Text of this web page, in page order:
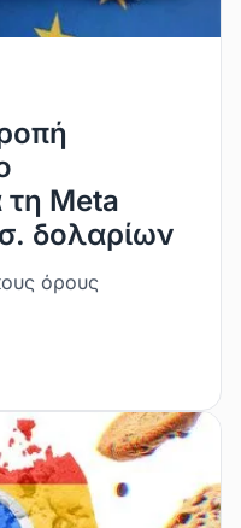
τη Meta
δολαρίων
όρους